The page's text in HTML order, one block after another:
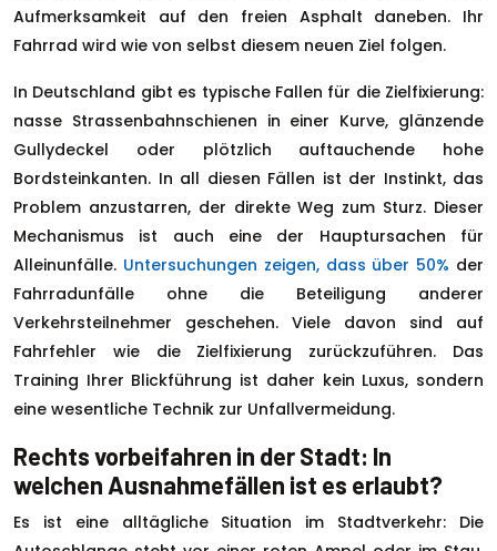
Aufmerksamkeit auf den freien Asphalt daneben. Ihr
Fahrrad wird wie von selbst diesem neuen Ziel folgen.
In Deutschland gibt es typische Fallen für die Zielfixierung:
nasse Strassenbahnschienen in einer Kurve, glänzende
Gullydeckel oder plötzlich auftauchende hohe
Bordsteinkanten. In all diesen Fällen ist der Instinkt, das
Problem anzustarren, der direkte Weg zum Sturz. Dieser
Mechanismus ist auch eine der Hauptursachen für
Alleinunfälle. Untersuchungen zeigen, dass über 50% der
Fahrradunfälle ohne die Beteiligung anderer
Verkehrsteilnehmer geschehen. Viele davon sind auf
Fahrfehler wie die Zielfixierung zurückzuführen. Das
Training Ihrer Blickführung ist daher kein Luxus, sondern
eine wesentliche Technik zur Unfallvermeidung.
Rechts vorbeifahren in der Stadt: In
welchen Ausnahmefällen ist es erlaubt?
Es ist eine alltägliche Situation im Stadtverkehr: Die